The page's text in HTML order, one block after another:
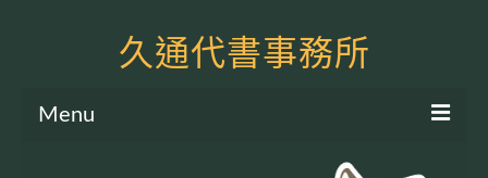
久通代書事務所
Menu